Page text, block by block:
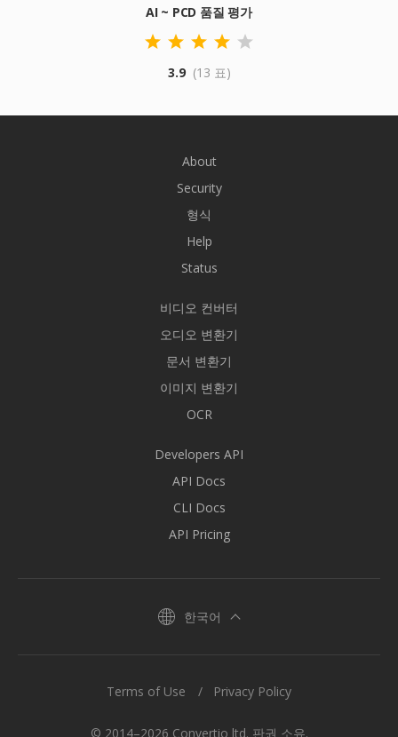
AI ~ PCD 품질 평가
3.9 (13 표)
About
Security
형식
Help
Status
비디오 컨버터
오디오 변환기
문서 변환기
이미지 변환기
OCR
Developers API
API Docs
CLI Docs
API Pricing
한국어
© 2014–2026 Convertio ltd. 판권 소유.
Terms of Use Privacy Policy